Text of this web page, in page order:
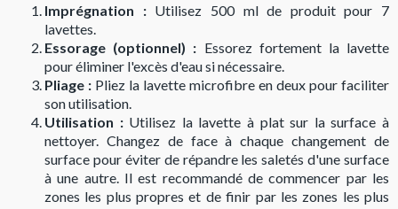
Imprégnation :Utilisez 500 ml de produit pour 7
lavettes.
Essorage (optionnel) : Essorez fortement la lavette
pour éliminer l'excès d'eau si nécessaire.
Pliage : Pliez la lavette microfibre en deux pour faciliter
son utilisation.
Utilisation :Utilisez la lavette à plat sur la surface à
nettoyer. Changez de face à chaque changement de
surface pour éviter de répandre les saletés d'une surface
à une autre. Il est recommandé de commencer par les
zones les plus propres et de finir par les zones les plus